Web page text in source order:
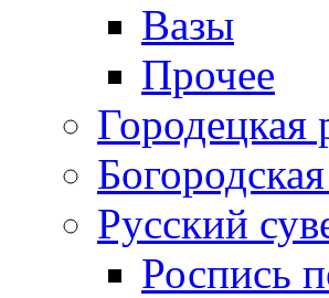
Вазы
Прочее
Городецкая
Русский
Роспись